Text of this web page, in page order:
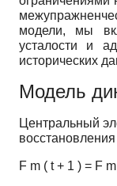
модели, мы
усталости и
исторических
Модель
Центральный
F m ( t + 1 ) = F m